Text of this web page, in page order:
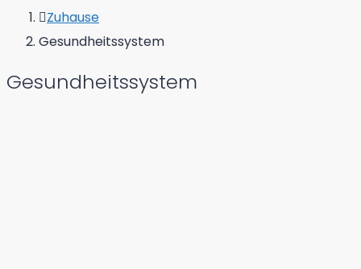
Zuhause
Gesundheitssystem
Gesundheitssystem